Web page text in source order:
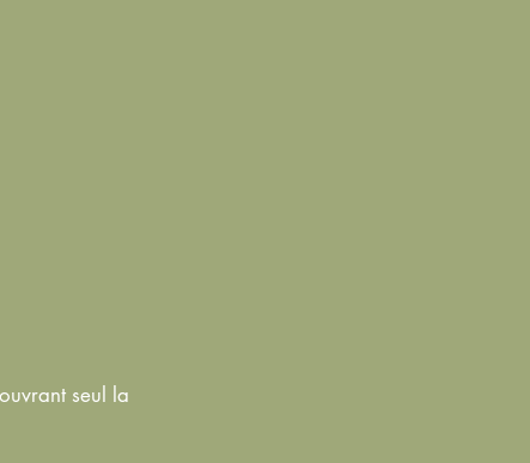
seul la